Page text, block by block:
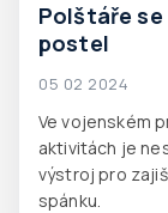
Polštáře
postel
05 02 2024
Ve vojenském
aktivitách je
výstroj pro
spánku.